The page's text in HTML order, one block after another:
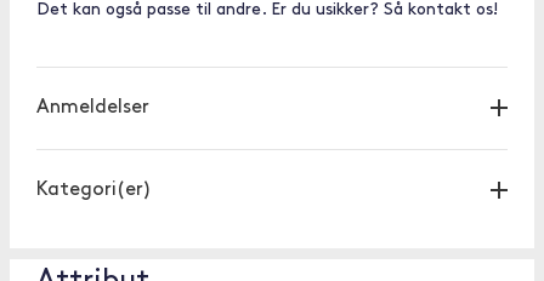
Det kan også passe til andre. Er du usikker? Så kontakt os!
Anmeldelser
Kategori(er)